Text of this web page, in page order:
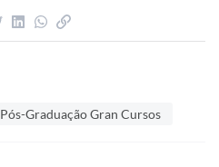
Pós-Graduação Gran Cursos